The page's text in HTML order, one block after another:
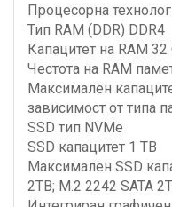
Процесорна
Тип RAM (DDR) DDR4
Капацитет на RAM 32
Честота на RAM
Максимален
зависимост от типа
SSD тип NVMe
SSD капацитет 1 TB
Максимален SSD
2TB; M.2 2242 SATA